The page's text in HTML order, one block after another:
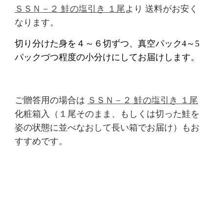
ＳＳＮ－２ 鮭の塩引き １尾 より 送料がお安く
なります。
切り分けた身を４～６切ずつ、真空パック4～5
パックづつ程度の小分けにしてお届けします。
ご贈答用の場合は ＳＳＮ－２ 鮭の塩引き
１尾
化粧箱入（ １尾そのまま、もしくは切った鮭を
姿の状態に並べなおして長い箱でお届け）もお
すすめです。